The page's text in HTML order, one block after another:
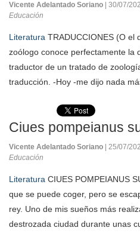
Vicente Adelantado Soriano
| 30/07/
Educación
Literatura TRADUCCIONES (O el
zoólogo conoce perfectamente la
traductor de un tratado de
traducción. -Hoy -me dijo nada
Ciues pompeianus
Vicente Adelantado Soriano
| 25/07/
Educación
Literatura CIUES POMPEIANUS
que se puede coger, pero se
rey. Uno de mis sueños más
destrozada ciudad durante unas